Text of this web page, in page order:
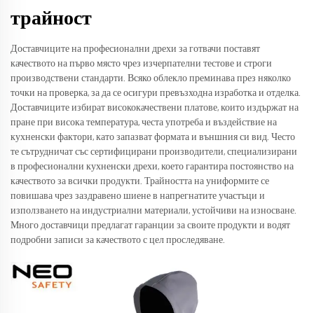
трайност
Доставчиците на професионални дрехи за готвачи поставят
качеството на първо място чрез изчерпателни тестове и строги
производствени стандарти. Всяко облекло преминава през няколко
точки на проверка, за да се осигури превъзходна изработка и отделка.
Доставчиците избират висококачествени платове, които издържат на
пране при висока температура, честа употреба и въздействие на
кухненски фактори, като запазват формата и външния си вид. Често
те сътрудничат със сертифицирани производители, специализирани
в професионални кухненски дрехи, което гарантира постоянство на
качеството за всички продукти. Трайността на униформите се
повишава чрез заздравено шиене в напрегнатите участъци и
използването на индустриални материали, устойчиви на износване.
Много доставчици предлагат гаранции за своите продукти и водят
подробни записи за качеството с цел проследяване.